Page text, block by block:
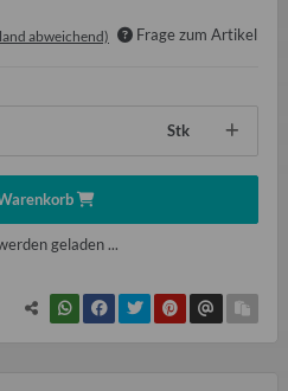
abweichend) Frage zum Artikel
Stk
geladen ...